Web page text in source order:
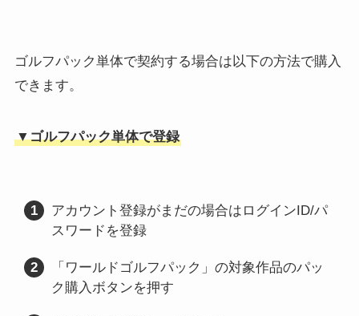
ゴルフパック単体で契約する場合は以下の方法で購入
できます。
▼ゴルフパック単体で登録
アカウント登録がまだの場合はログインID/パ
スワードを登録
「ワールドゴルフパック」の対象作品のパッ
ク購入ボタンを押す